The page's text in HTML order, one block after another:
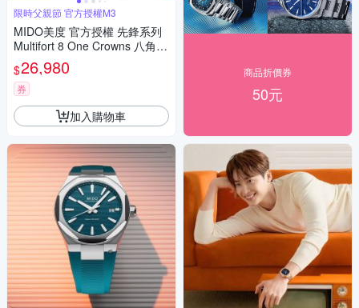
限時父親節 官方授權M3
MIDO美度 官方授權 先鋒系列
Multifort 8 One Crowns 八角錶
圈 機械腕錶 父親節 禮物 推薦
40mm/M0555071709100
$26,980
券
加入購物車
商品折價券
50元